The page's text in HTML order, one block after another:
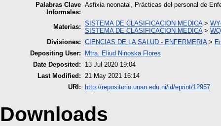
Palabras Clave
Informales:
Asfixia neonatal, Prácticas del personal de
Materias: SISTEMA DE CLASIFICACION MEDICA>
SISTEMA DE CLASIFICACION MEDICA>
Divisiones: CIENCIAS DE LA SALUD - ENFERMERIA>
Depositing User:
Mtra. Eliud Ninoska Flores
Date Deposited:
13 Jul 2020 19:04
Last Modified:
21 May 2021 16:14
URI:
http://repositorio.unan.edu.ni/id/eprint/12957
Downloads